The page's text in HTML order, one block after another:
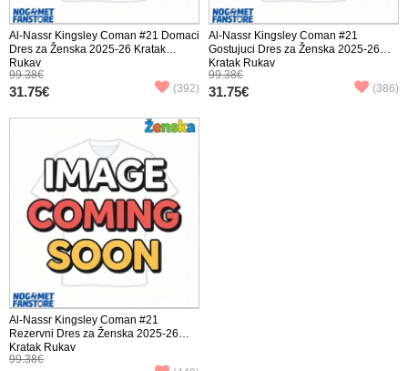
Al-Nassr Kingsley Coman #21 Domaci
Dres za Ženska 2025-26 Kratak
Rukav
99.38€
31.75€ (392)
Al-Nassr Kingsley Coman #21
Gostujuci Dres za Ženska 2025-26
Kratak Rukav
99.38€
31.75€ (386)
Al-Nassr Kingsley Coman #21
Rezervni Dres za Ženska 2025-26
Kratak Rukav
99.38€